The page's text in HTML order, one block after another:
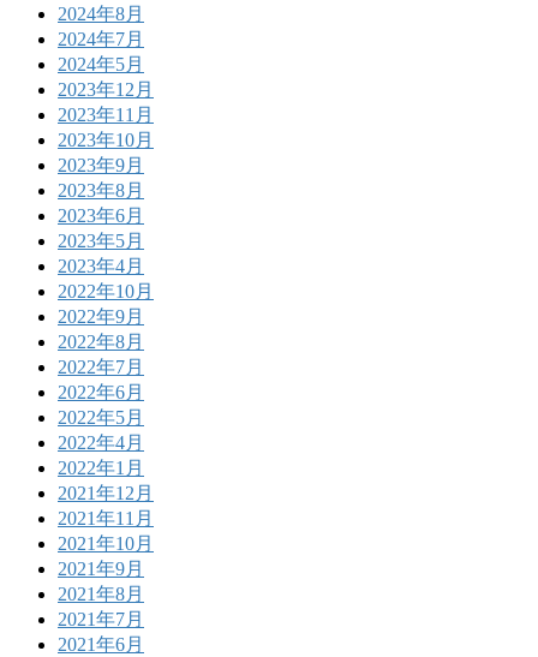
2024年8月
2024年7月
2024年5月
2023年12月
2023年11月
2023年10月
2023年9月
2023年8月
2023年6月
2023年5月
2023年4月
2022年10月
2022年9月
2022年8月
2022年7月
2022年6月
2022年5月
2022年4月
2022年1月
2021年12月
2021年11月
2021年10月
2021年9月
2021年8月
2021年7月
2021年6月